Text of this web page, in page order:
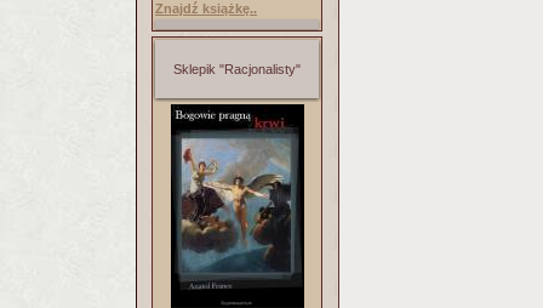
Znajdź książkę..
Sklepik "Racjonalisty"